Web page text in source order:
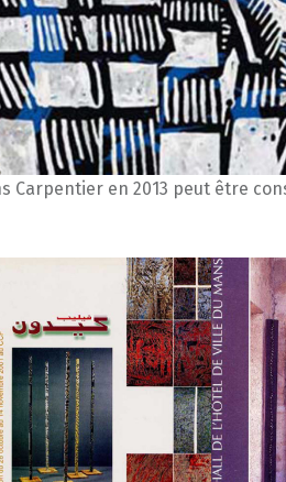
Carpentier en 2013 peut être